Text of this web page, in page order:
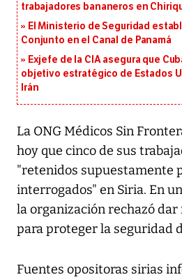
trabajadores bananeros en
El Ministerio de Seguridad
Conjunto en el Canal de Panamá
Exjefe de la CIA asegura que
objetivo estratégico de Estados
Irán
La ONG Médicos Sin
hoy que cinco de sus
"retenidos supuestamente
interrogados" en Siria. En
la organización rechazó
para proteger la seguridad
Fuentes opositoras sirias